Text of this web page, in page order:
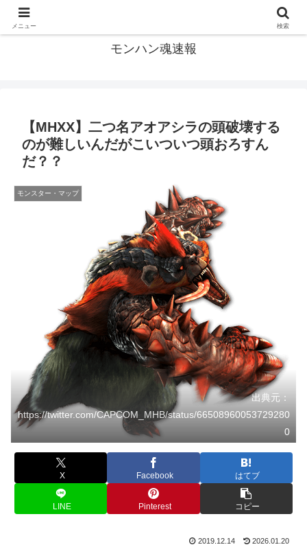
モンハン魂速報
【MHXX】二つ名アオアシラの頭破壊する
のが難しいんだがこいついつ頭おろすん
だ？？
モンスター・マップ
出典元：
https://twitter.com/CAPCOM_MHB/status/66508960053729280
0
X Facebook はてブ
LINE Pinterest コピー
2019.12.14 2026.01.20
メニュー 検索